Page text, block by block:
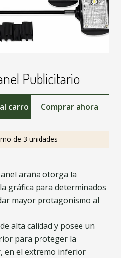
Publicitario
carro Comprar ahora
de 3 unidades
araña otorga la
gráfica para determinados
mayor protagonismo al
alta calidad y posee un
para proteger la
en el extremo inferior